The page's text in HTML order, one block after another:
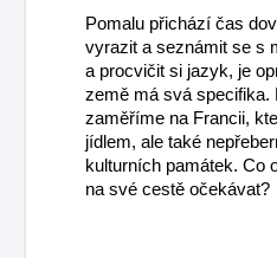
Pomalu přichází čas
vyrazit a seznámit se s
a procvičit si jazyk, je
země má svá specifika.
zaměříme na Francii,
jídlem, ale také
kulturních památek. Co
na své cestě očekávat?